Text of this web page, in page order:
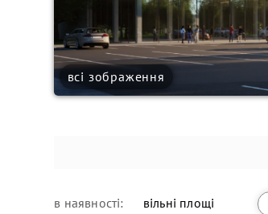
всі зображення
в наявності: вільні площі